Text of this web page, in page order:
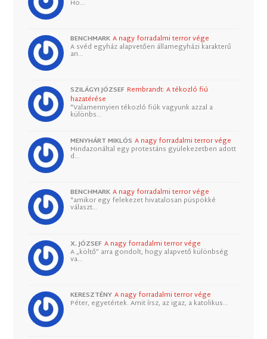
Ho…
BENCHMARK A nagy forradalmi terror vége
A svéd egyház alapvetően államegyházi karakterű
an…
SZILÁGYI JÓZSEF Rembrandt: A tékozló fiú
hazatérése
"Valamennyien tékozló fiúk vagyunk azzal a
különbs…
MENYHÁRT MIKLÓS A nagy forradalmi terror vége
Mindazonáltal egy protestáns gyülekezetben adott
d…
BENCHMARK A nagy forradalmi terror vége
"amikor egy felekezet hivatalosan püspökké
választ…
X. JÓZSEF A nagy forradalmi terror vége
A „költő” arra gondolt, hogy alapvető különbség
va…
KERESZTÉNY A nagy forradalmi terror vége
Péter, egyetértek. Amit írsz, az igaz, a katolikus…